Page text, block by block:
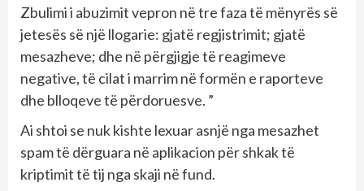
Zbulimi i abuzimit vepron në tre faza të mënyrës së
jetesës së një llogarie: gjatë regjistrimit; gjatë
mesazheve; dhe në përgjigje të reagimeve
negative, të cilat i marrim në formën e raporteve
dhe blloqeve të përdoruesve. ”
Ai shtoi se nuk kishte lexuar asnjë nga mesazhet
spam të dërguara në aplikacion për shkak të
kriptimit të tij nga skaji në fund.